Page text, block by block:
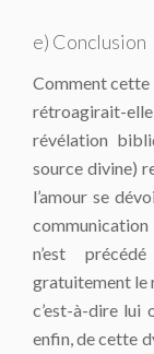
e) Conclusion
Comment
rétroagirait-elle
révélation
source divine)
l’amour se
n’est
gratuitement le
c’est-à-dire lui
enfin, de cette